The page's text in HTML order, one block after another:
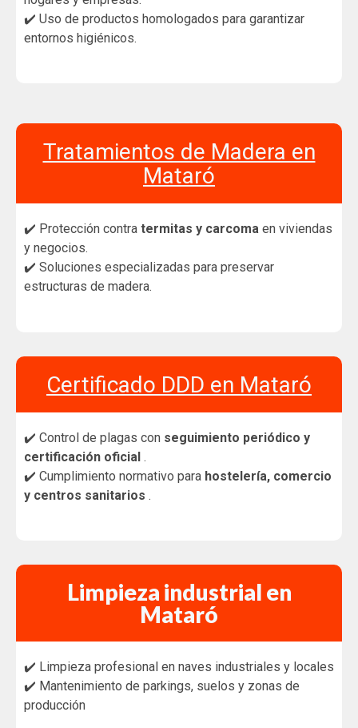
✔️ Uso de productos homologados para garantizar
entornos higiénicos.
Tratamientos de Madera en
Mataró
✔️ Protección contra termitas y carcoma en viviendas
y negocios.
✔️ Soluciones especializadas para preservar
estructuras de madera.
Certificado DDD en Mataró
✔️ Control de plagas con seguimiento periódico y
certificación oficial .
✔️ Cumplimiento normativo para hostelería, comercio
y centros sanitarios .
Limpieza industrial en
Mataró
✔️ Limpieza profesional en naves industriales y locales
✔️ Mantenimiento de parkings, suelos y zonas de
producción